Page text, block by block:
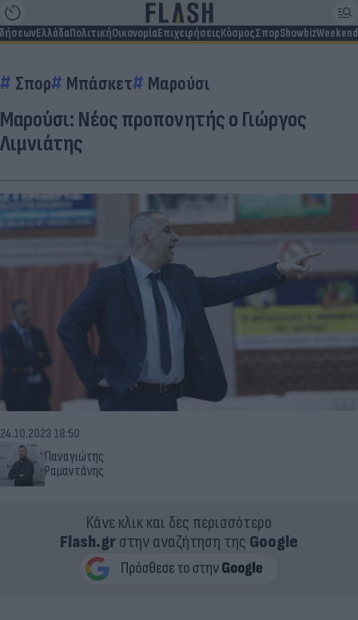
ΕλλάδαΠολιτικήΟικονομίαΕπιχειρήσειςΚόσμοςΣπορShowbizWeekend
Σπορ Μπάσκετ Μαρούσι
Μαρούσι: Νέος προπονητής ο Γιώργος
Λιμνιάτης
Παναγιώτης
Ραμαντάνης
24.10.2023 18:50
Κάνε κλικ και δες περισσότερο
Flash.grστην αναζήτηση της Google